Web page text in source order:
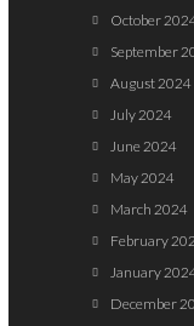
October
September
August 2024
July 2024
June 2024
May 2024
March 2024
February
January
December